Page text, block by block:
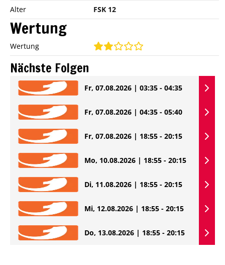
Alter
FSK 12
Wertung
Wertung
Nächste Folgen
Fr, 07.08.2026 | 03:35 - 04:35
Fr, 07.08.2026 | 04:35 - 05:40
Fr, 07.08.2026 | 18:55 - 20:15
Mo, 10.08.2026 | 18:55 - 20:15
Di, 11.08.2026 | 18:55 - 20:15
Mi, 12.08.2026 | 18:55 - 20:15
Do, 13.08.2026 | 18:55 - 20:15